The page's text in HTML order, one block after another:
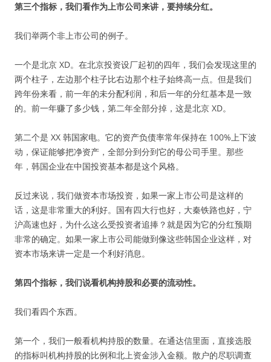
第三个指标，我们看作为上市公司来讲，要持续分红。
我们举两个非上市公司的例子。
一个是北京 XD。在北京投资设厂起初的四年，我们会发现这里的
两个柱子，左边那个柱子比右边那个柱子始终高一点。但是我们
跨年份来看，前一年的未分配利润，和后一年的分红基本是一致
的。前一年赚了多少钱，第二年全部分掉，这是北京 XD。
第二个是 XX 韩国家电。它的资产负债率常年保持在 100%上下波
动，保证能够把净资产，全部分到分到它的母公司手里。那些
年，韩国企业在中国投资基本都是这个风格。
反过来说，我们做资本市场投资，如果一家上市公司是这样的
话，这是非常重大的利好。国有四大行也好，大秦铁路也好，宁
沪高速也好，为什么这么受投资者追捧？就是因为它的分红预期
非常的确定。如果一家上市公司能做到像这些韩国企业这样，对
资本市场来讲一定是一个利好消息。
第四个指标，我们说看机构持股和必要的流动性。
我们看四个东西。
第一个，我们一般看机构持股的数量。在通达信里面，直接选股
的指标叫机构持股的比例和北上资金涉入金额。散户的尽职调查